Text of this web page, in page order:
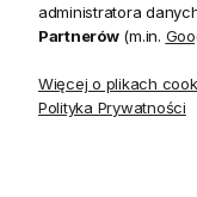
administratora
Partnerów(m.in.
Więcej o plikach
Polityka Prywatności